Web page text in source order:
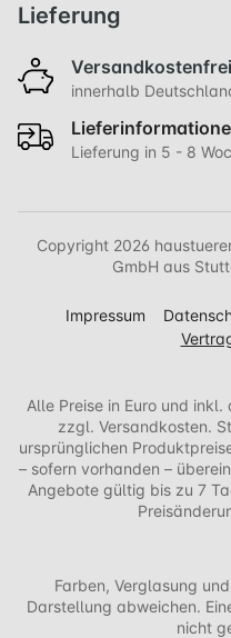
Copyright 2026
GmbH aus
Lieferung
Versandkostenfrei
innerhalb
Lieferung in 5 - 8
Impressum
Alle Preise in Euro und
zzgl. Versandkosten.
ursprünglichen
– sofern vorhanden –
Angebote gültig bis zu 7
Farben, Verglasung
Darstellung abweichen.
nicht